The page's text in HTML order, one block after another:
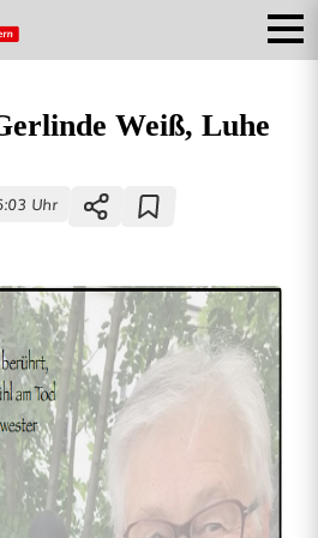
Weiß, Luhe
Uhr